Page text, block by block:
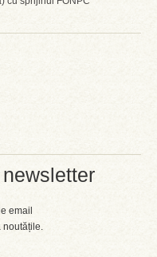
email
noutățile.